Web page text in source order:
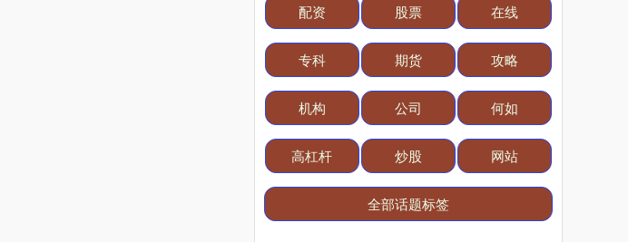
国债指数 229.69 +0.04%
配资 股票 在线
专科 期货 攻略
机构 公司 何如
高杠杆 炒股 网站
全部话题标签